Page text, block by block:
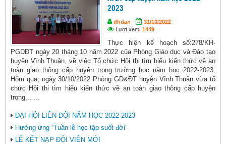
2023
dhdan
31/10/2022
Lượt xem: 1449
Thực hiện kế hoạch số:278/KH-
PGDĐT ngày 20 tháng 10 năm 2022 của Phòng Giáo dục và Đào tạo
huyện Vĩnh Thuận, về việc Tổ chức Hội thi tìm hiểu kiến thức về an
toàn giao thông cấp huyện trong trường học năm học 2022-2023;
Hôm qua, ngày 30/10/2022 Phòng GD&ĐT huyện Vĩnh Thuận vừa tổ
chức Hội thi tìm hiểu kiến thức về an toàn giao thông cấp huyện
trong... ...
ĐẠI HỘI LIÊN ĐỘI NĂM HỌC 2022-2023
Hưởng ứng “Tuần lễ học tập suốt đời”
LỄ KẾT NẠP ĐỘI VIÊN MỚI